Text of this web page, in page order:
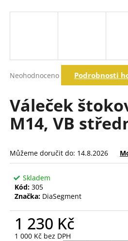
hodnocení
0,0
Neohodnoceno Podrobnosti
Váleček
M14, VB
Můžeme doručit do: 14.8.2026
Skladem
Kód: 305
Značka: DiaSegment
1 230 Kč
1 000 Kč bez DPH
a
?
Hledat
o
p
r
u
u
e